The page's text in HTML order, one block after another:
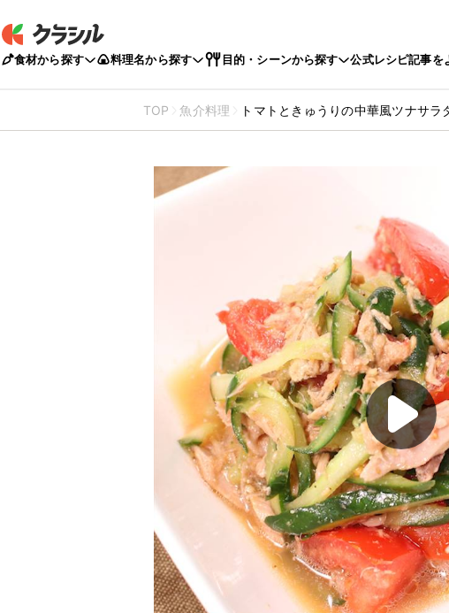
食材から探す 料理名から探す 目的・シーンから探す 公式レシピ記事を
TOP 魚介料理 トマトときゅうりの中華風ツナサラ